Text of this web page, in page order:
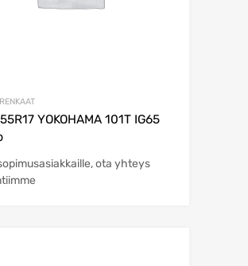
YOKOHAMA 101T IG65
ota yhteys